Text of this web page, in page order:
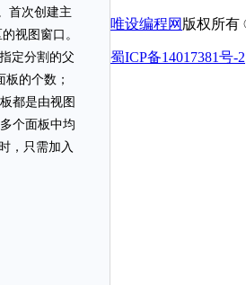
首次创建主
视图窗口。
定分割的父
的个数；
都是由视图
个面板中均
，只需加入
唯设编程网 版权所有
蜀ICP备14017381号-2